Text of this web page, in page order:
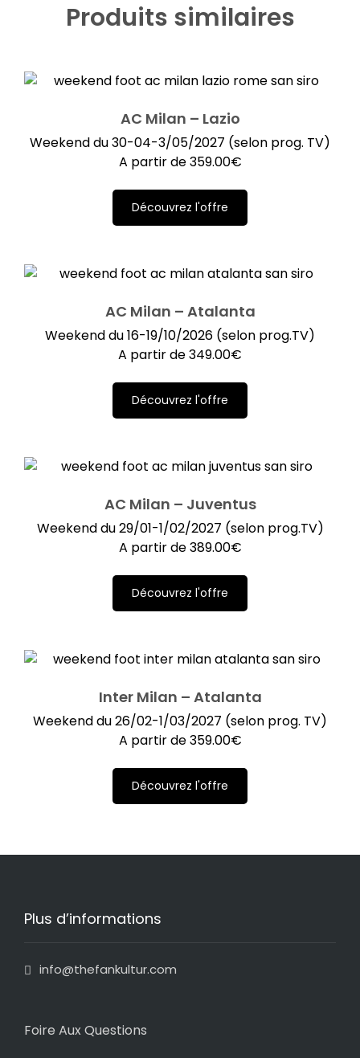
Produits similaires
AC Milan – Lazio
Weekend du 30-04-3/05/2027 (selon prog. TV)
A partir de359.00€
Découvrez l'offre
AC Milan – Atalanta
Weekend du 16-19/10/2026 (selon prog.TV)
A partir de349.00€
Découvrez l'offre
AC Milan – Juventus
Weekend du 29/01-1/02/2027 (selon prog.TV)
A partir de389.00€
Découvrez l'offre
Inter Milan – Atalanta
Weekend du 26/02-1/03/2027 (selon prog. TV)
A partir de359.00€
Découvrez l'offre
Plus d’informations
info@thefankultur.com
Foire Aux Questions